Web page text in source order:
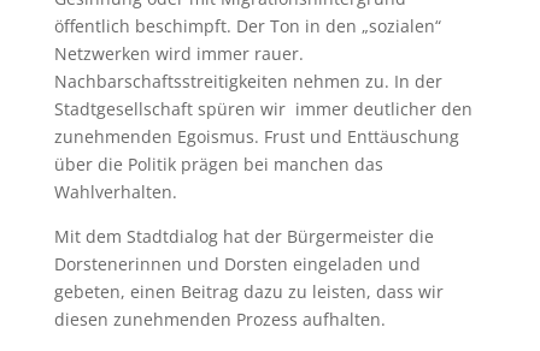
öffentlich beschimpft. Der Ton in den „sozialen“
Netzwerken wird immer rauer.
Nachbarschaftsstreitigkeiten nehmen zu. In der
Stadtgesellschaft spüren wir immer deutlicher den
zunehmenden Egoismus. Frust und Enttäuschung
über die Politik prägen bei manchen das
Wahlverhalten.
Mit dem Stadtdialog hat der Bürgermeister die
Dorstenerinnen und Dorsten eingeladen und
gebeten, einen Beitrag dazu zu leisten, dass wir
diesen zunehmenden Prozess aufhalten.